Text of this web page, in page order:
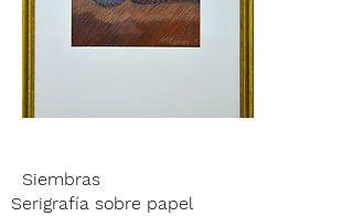
Siembras
Serigrafía sobre papel